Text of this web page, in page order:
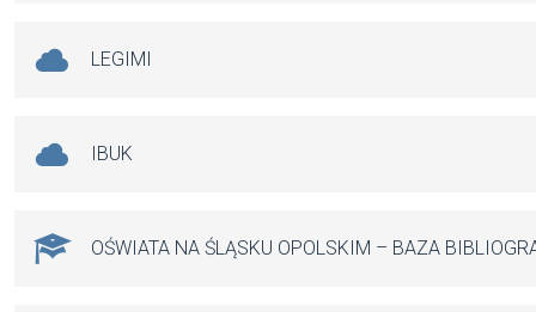
LEGIMI
IBUK
OŚWIATA NA ŚLĄSKU OPOLSKIM – BAZA